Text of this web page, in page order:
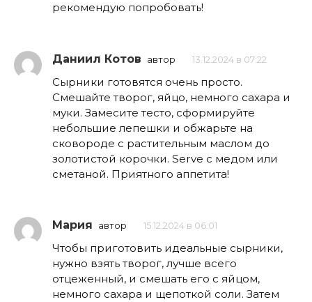
рекомендую попробовать!
Даниил Котов автор 13.12.2024 в 07:22
Сырники готовятся очень просто.
Смешайте творог, яйцо, немного сахара и
муки. Замесите тесто, сформируйте
небольшие лепешки и обжарьте на
сковороде с растительным маслом до
золотистой корочки. Serve с медом или
сметаной. Приятного аппетита!
Мария автор 15.12.2024 в 06:01
Чтобы приготовить идеальные сырники,
нужно взять творог, лучше всего
отцеженный, и смешать его с яйцом,
немного сахара и щепоткой соли. Затем